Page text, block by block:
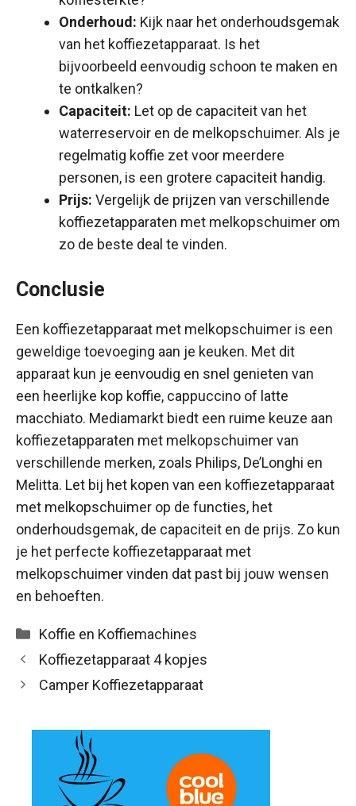
Onderhoud: Kijk naar het onderhoudsgemak
van het koffiezetapparaat. Is het
bijvoorbeeld eenvoudig schoon te maken en
te ontkalken?
Capaciteit: Let op de capaciteit van het
waterreservoir en de melkopschuimer. Als je
regelmatig koffie zet voor meerdere
personen, is een grotere capaciteit handig.
Prijs: Vergelijk de prijzen van verschillende
koffiezetapparaten met melkopschuimer om
zo de beste deal te vinden.
Conclusie
Een koffiezetapparaat met melkopschuimer is een
geweldige toevoeging aan je keuken. Met dit
apparaat kun je eenvoudig en snel genieten van
een heerlijke kop koffie, cappuccino of latte
macchiato. Mediamarkt biedt een ruime keuze aan
koffiezetapparaten met melkopschuimer van
verschillende merken, zoals Philips, De’Longhi en
Melitta. Let bij het kopen van een koffiezetapparaat
met melkopschuimer op de functies, het
onderhoudsgemak, de capaciteit en de prijs. Zo kun
je het perfecte koffiezetapparaat met
melkopschuimer vinden dat past bij jouw wensen
en behoeften.
Categorieën
Koffie en Koffiemachines
Koffiezetapparaat 4 kopjes
Camper Koffiezetapparaat